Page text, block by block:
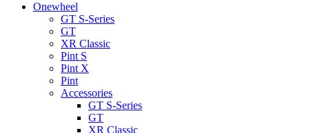
Onewheel
GT S-Series
GT
XR Classic
Pint S
Pint X
Pint
Accessories
GT S-Series
GT
XR Classic